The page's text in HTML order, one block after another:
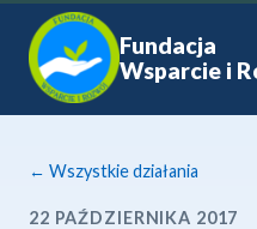
Fundacja
Wsparcie i
← Wszystkie działania
22 PAŹDZIERNIKA 2017